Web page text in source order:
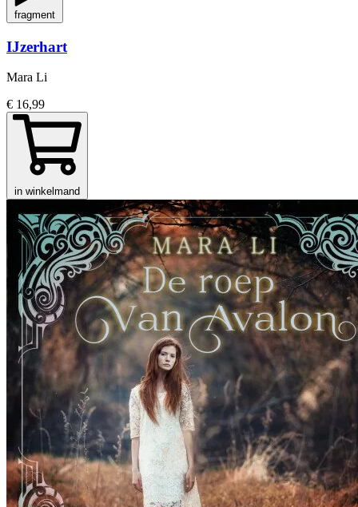
fragment
IJzerhart
Mara Li
€ 16,99
in winkelmand